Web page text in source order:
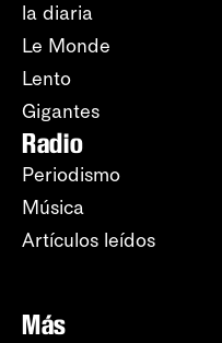
la diaria
Le Monde
Lento
Gigantes
Radio
Periodismo
Música
Artículos leídos
Más